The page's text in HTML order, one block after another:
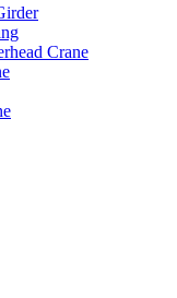
Crane